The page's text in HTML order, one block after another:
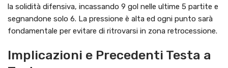
la solidità difensiva, incassando 9 gol nelle ultime 5 partite e
segnandone solo 6. La pressione è alta ed ogni punto sarà
fondamentale per evitare di ritrovarsi in zona retrocessione.
Implicazioni e Precedenti Testa a